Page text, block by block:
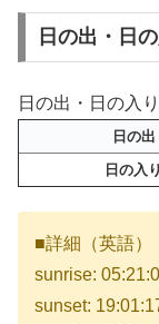
日の出・日
日の出・日の入
日の出
日の入り
■詳細（英語）
sunrise:
sunset: